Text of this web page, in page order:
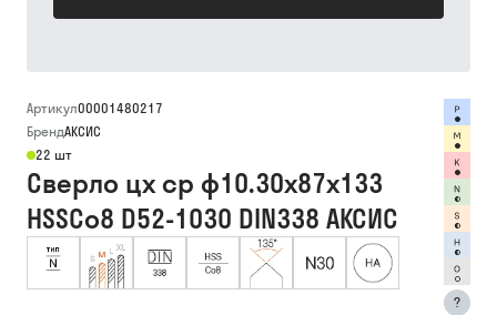
Артикул00001480217
БрендАКСИС
22 шт
Сверло цх ср ф10.30х87х133
HSSCo8 D52-1030 DIN338 АКСИС
?